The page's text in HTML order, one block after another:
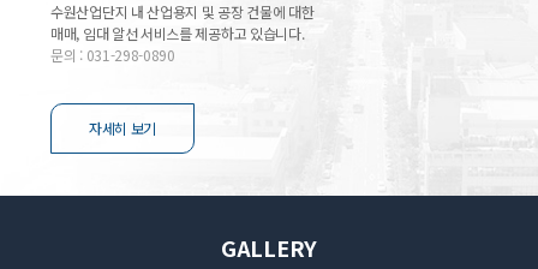
수원산업단지 내 산업용지 및 공장 건물에 대한
매매, 임대 알선 서비스를 제공하고 있습니다.
문의 : 031-298-0890
자세히 보기
031-298-0856
031-228-2336
GALLERY